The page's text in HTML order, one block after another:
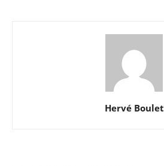
Hervé Boulet